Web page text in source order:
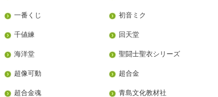
一番くじ 初音ミク
千値練 回天堂
海洋堂 聖闘士聖衣シリーズ
超像可動 超合金
超合金魂 青島文化教材社